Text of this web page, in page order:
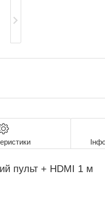
пульт + HDMI 1 м